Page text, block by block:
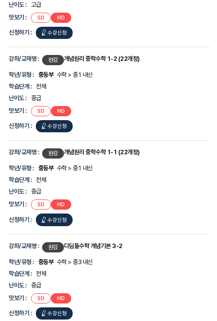
난이도 :
고급
맛보기 :
SD HD
신청하기 : 수강신청
강좌/교재명 : 완강 개념원리 중학수학 1-2 (22개정)
학년/유형 : 중등부 수학 > 중1 내신
학습단계 :
전체
난이도 :
중급
맛보기 :
SD HD
신청하기 : 수강신청
강좌/교재명 : 완강 개념원리 중학수학 1-1 (22개정)
학년/유형 : 중등부 수학 > 중1 내신
학습단계 :
전체
난이도 :
중급
맛보기 :
SD HD
신청하기 : 수강신청
강좌/교재명 : 완강 디딤돌수학 개념기본 3-2
학년/유형 : 중등부 수학 > 중3 내신
학습단계 :
전체
난이도 :
중급
맛보기 :
SD HD
신청하기 : 수강신청